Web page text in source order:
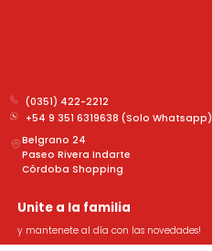
(0351) 422-2212
+54 9 351 6319638 (Solo Whatsapp)
Belgrano 24
Paseo Rivera Indarte
Córdoba Shopping
Unite a la familia
y mantenete al día con las novedades!